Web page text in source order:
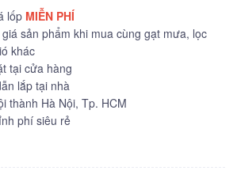
lốp MIỄN PHÍ
sản phẩm khi mua cùng gạt mưa, lọc
khác
tại cửa hàng
lắp tại nhà
thành Hà Nội, Tp. HCM
phí siêu rẻ